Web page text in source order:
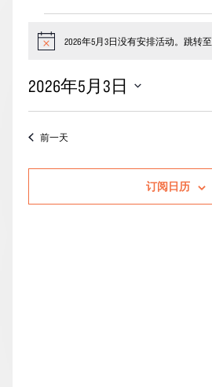
年
月
3
日
动
通
2026年5月3日没有安排活动。跳转至
2026年5月3日
日
前一天
订阅日历